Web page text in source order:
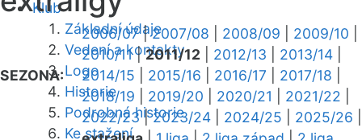
Klub
Základní údaje
Vedení a kontakty
Logo
Historie
Podrobná historie
Ke stažení
SEZONA:
2006/07|2007/08 2008/09 2009/10
2010/11|2011/12 2012/13 2013/14
2014/15
2015/16 2016/17 2017/18
2018/19
2019/20 2020/21 2021/22
2022/23|2023/24 2024/25 2025/26